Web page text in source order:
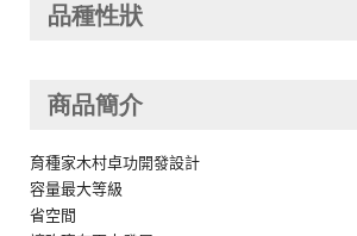
品種性狀
商品簡介
育種家木村卓功開發設計
容量最大等級
省空間